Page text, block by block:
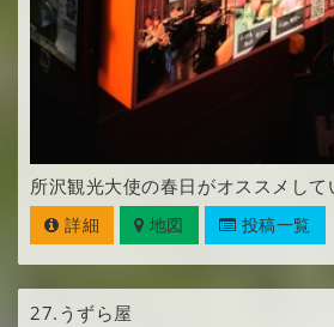
所沢観光大使の春日がオススメして
詳細 地図 投稿一覧
27. うずら屋